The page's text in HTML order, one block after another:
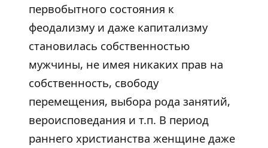
первобытного состояния к
феодализму и даже капитализму
становилась собственностью
мужчины, не имея никаких прав на
собственность, свободу
перемещения, выбора рода занятий,
вероисповедания и т.п. В период
раннего христианства женщине даже